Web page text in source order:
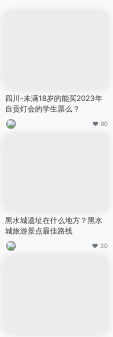
四川-未满18岁的能买2023年
自贡灯会的学生票么？
90
黑水城遗址在什么地方？黑水
城旅游景点最佳路线
30